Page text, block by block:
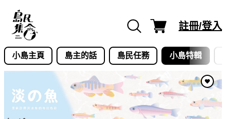
content
註冊/登入
小島主頁 島主的話 島民任務 小島特輯